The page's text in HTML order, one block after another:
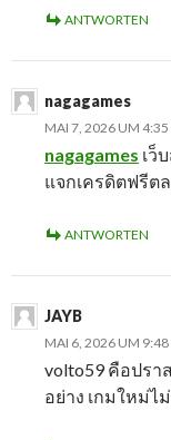
ANTWORTEN
nagagames
MAI 7, 2026 UM 4:35
nagagames เว็
แจกเครดิตฟรีต
ANTWORTEN
JAYB
MAI 6, 2026 UM 9:48
volto59 คือปร
อย่าง เกมใหม่